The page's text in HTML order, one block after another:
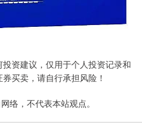
资建议，仅用于个人投资记录和
买卖，请自行承担风险！
络，不代表本站观点。